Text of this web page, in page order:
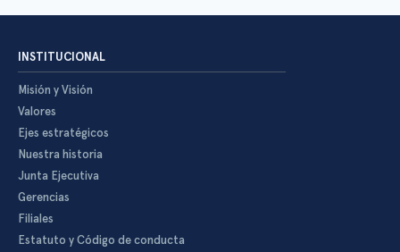
INSTITUCIONAL
Misión y Visión
Valores
Ejes estratégicos
Nuestra historia
Junta Ejecutiva
Gerencias
Filiales
Estatuto y Código de conducta